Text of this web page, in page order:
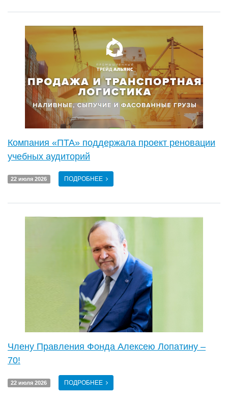
Компания «ПТА» поддержала проект реновации
учебных аудиторий
22 июля 2026 ПОДРОБНЕЕ
Члену Правления Фонда Алексею Лопатину –
70!
22 июля 2026 ПОДРОБНЕЕ